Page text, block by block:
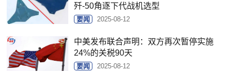
歼-50角逐下代战机选型
要闻 2025-08-12
中美发布联合声明：双方再次暂停实施
24%的关税90天
要闻 2025-08-12